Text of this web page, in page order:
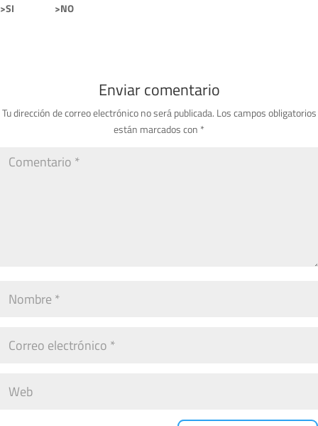
>SI >NO
Enviar comentario
Tu dirección de correo electrónico no será publicada. Los campos obligatorios
están marcados con *